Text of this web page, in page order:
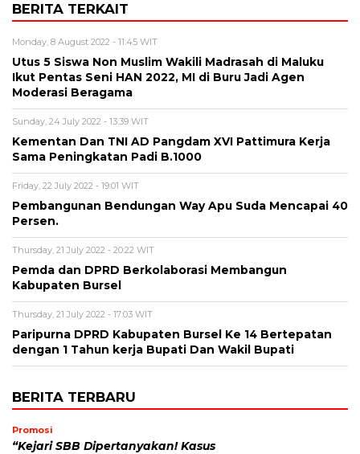
BERITA TERKAIT
Monday, 8 August 2022 - 11:45 WIT
Utus 5 Siswa Non Muslim Wakili Madrasah di Maluku
Ikut Pentas Seni HAN 2022, MI di Buru Jadi Agen
Moderasi Beragama
Sunday, 24 July 2022 - 13:39 WIT
Kementan Dan TNI AD Pangdam XVI Pattimura Kerja
Sama Peningkatan Padi B.1000
Friday, 22 July 2022 - 19:01 WIT
Pembangunan Bendungan Way Apu Suda Mencapai 40
Persen.
Thursday, 21 July 2022 - 20:22 WIT
Pemda dan DPRD Berkolaborasi Membangun
Kabupaten Bursel
Thursday, 21 July 2022 - 17:03 WIT
Paripurna DPRD Kabupaten Bursel Ke 14 Bertepatan
dengan 1 Tahun kerja Bupati Dan Wakil Bupati
BERITA TERBARU
Promosi
“Kejari SBB Dipertanyakan! Kasus